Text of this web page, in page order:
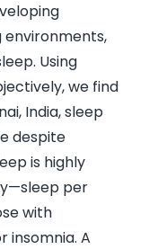
environments,
Using
we find
India, sleep
despite
is highly
per
with
insomnia. A